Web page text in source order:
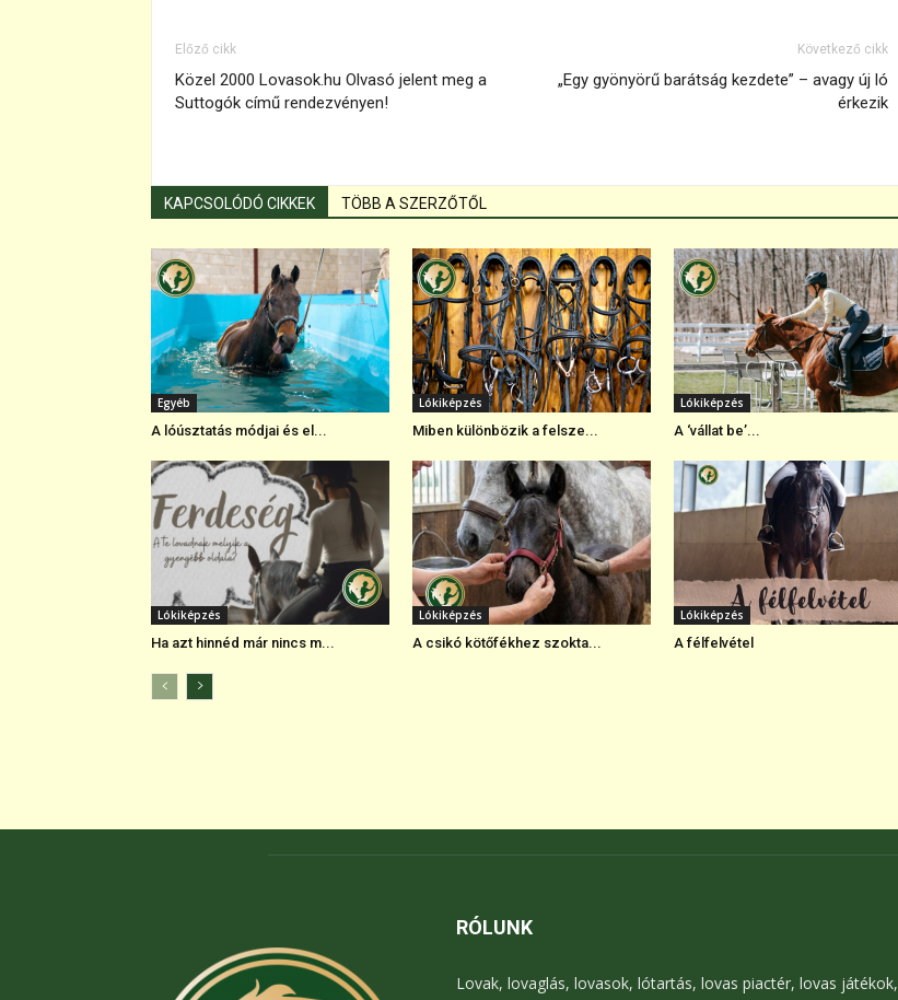
Előző cikk
Közel 2000 Lovasok.hu Olvasó jelent meg a
Suttogók című rendezvényen!
Következő cikk
„Egy gyönyörű barátság kezdete” – avagy új ló
érkezik
KAPCSOLÓDÓ CIKKEK TÖBB A SZERZŐTŐL
Egyéb
A lóúsztatás módjai és el...
Lókiképzés
Miben különbözik a felsze...
Lókiképzés
A ‘vállat be’...
Lókiképzés
Ha azt hinnéd már nincs m...
Lókiképzés
A csikó kötőfékhez szokta...
Lókiképzés
A félfelvétel
RÓLUNK
Lovak, lovaglás, lovasok, lótartás, lovas piactér, lovas játékok,